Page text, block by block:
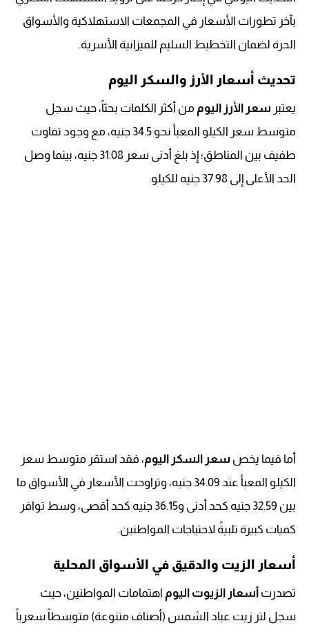
بآخر تطورات الأسعار في المجمعات الاستهلاكية والأسواق
الحرة لضمان التخطيط السليم للميزانية الأسرية.
تحديث أسعار الأرز والسكر اليوم
يعتبر سعر الأرز اليوم من أكثر الكلمات بحثاً، حيث سجل
متوسط سعر الكيلو المعبأ نحو 34.5 جنيه، مع وجود تفاوت
طفيف بين المناطق؛ إذ بلغ أدنى سعر 31.08 جنيه، بينما وصل
الحد الأعلى إلى 37.98 جنيه للكيلو.
أما فيما يخص سعر السكر اليوم، فقد استقر متوسط سعر
الكيلو المعبأ عند 34.09 جنيه، وتراوحت الأسعار في الأسواق ما
بين 32.59 جنيه كحد أدنى و36.15 جنيه كحد أقصى، وسط توافر
كميات كبيرة تلبيةً لاحتياجات المواطنين.
أسعار الزيت والدقيق في الأسواق المحلية
تصدرت أسعار الزيوت اليوم اهتمامات المواطنين، حيث
سجل لتر زيت عباد الشمس (أصناف متنوعة) متوسطاً سعرياً